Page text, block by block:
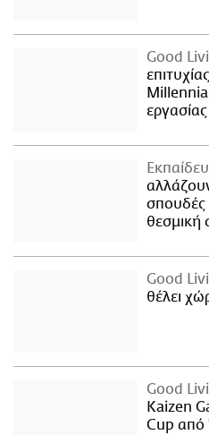
Good
εργασίας
σπουδές
θεσμική
Good
θέλει
Good
Kaizen
Cup από